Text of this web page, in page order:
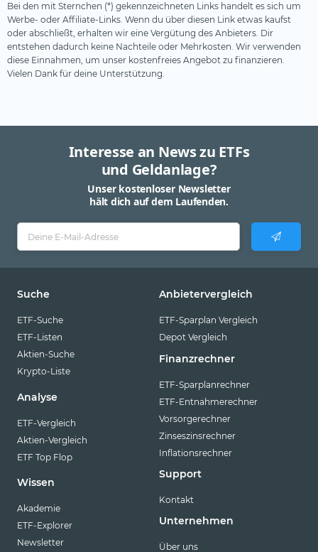
Bei den mit Sternchen (*) gekennzeichneten Links handelt es sich um
Werbe- oder Affiliate-Links. Wenn du über diesen Link etwas kaufst
oder abschließt, erhalten wir eine Vergütung des Anbieters. Dir
entstehen dadurch keine Nachteile oder Mehrkosten. Wir verwenden
diese Einnahmen, um unser kostenfreies Angebot zu finanzieren.
Vielen Dank für deine Unterstützung.
Interesse an News zu ETFs
und Geldanlage?
Unser kostenloser Newsletter
hält dich auf dem Laufenden.
Suche
ETF-Suche
ETF-Listen
Aktien-Suche
Krypto-Liste
Analyse
ETF-Vergleich
Aktien-Vergleich
ETF Top Flop
Wissen
Akademie
ETF-Explorer
Newsletter
Anbietervergleich
ETF-Sparplan Vergleich
Depot Vergleich
Finanzrechner
ETF-Sparplanrechner
ETF-Entnahmerechner
Vorsorgerechner
Zinseszinsrechner
Inflationsrechner
Support
Kontakt
Unternehmen
Über uns